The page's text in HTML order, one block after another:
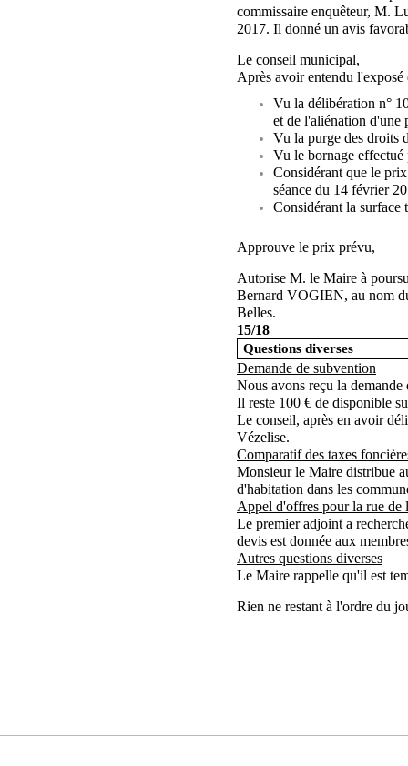
commissaire enquêteur, M.
2017. Il donné un avis
Le conseil municipal,
Après avoir entendu
Vu la délibération n°
et de l'aliénation d'une
Vu la purge des droits
Vu le bornage
Considérant que le
séance du 14 février
Considérant la surface
Approuve le prix prévu,
Autorise M. le Maire à
Bernard VOGIEN, au nom
Belles.
15/18
Questions diverses
Demande de subvention
Nous avons reçu la
Il reste 100 € de disponible
Le conseil, après en avoir
Vézelise.
Comparatif des taxes
Monsieur le Maire distribue
d'habitation dans les
Appel d'offres pour la rue de
Le premier adjoint a
devis est donnée aux
Autres questions diverses
Le Maire rappelle qu'il est
Rien ne restant à l'ordre du